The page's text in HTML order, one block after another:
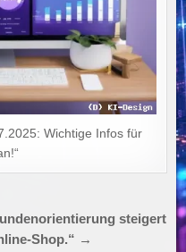
Wichtige Infos für
steigert
Shop.“ →